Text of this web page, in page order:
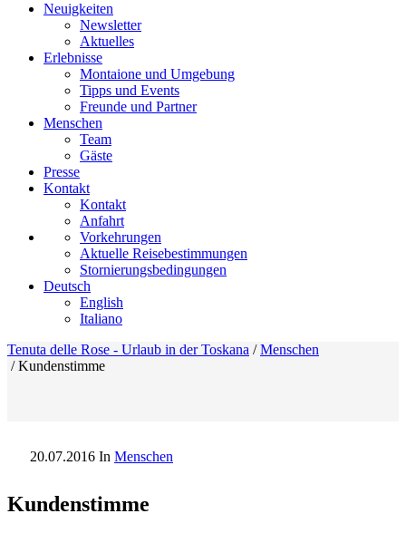
Neuigkeiten
Newsletter
Aktuelles
Erlebnisse
Montaione und Umgebung
Tipps und Events
Freunde und Partner
Menschen
Team
Gäste
Presse
Kontakt
Kontakt
Anfahrt
Vorkehrungen
Aktuelle Reisebestimmungen
Stornierungsbedingungen
Deutsch
English
Italiano
Tenuta delle Rose - Urlaub in der Toskana /Menschen
/Kundenstimme
20.07.2016 In Menschen
Kundenstimme